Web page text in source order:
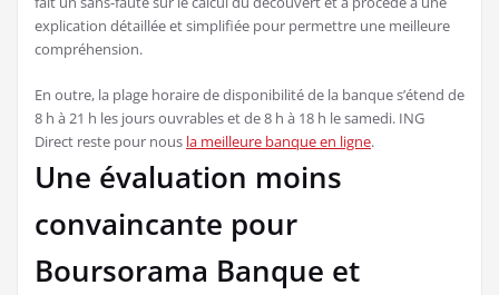
explication détaillée et simplifiée pour permettre une meilleure
compréhension.
En outre, la plage horaire de disponibilité de la banque s’étend de
8 h à 21 h les jours ouvrables et de 8 h à 18 h le samedi. ING
Direct reste pour nous la meilleure banque en ligne.
Une évaluation moins
convaincante pour
Boursorama Banque et